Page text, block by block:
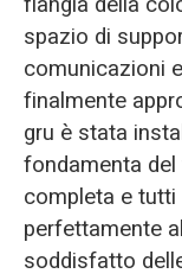
spazio di
comunicazioni
finalmente
gru è stata
fondamenta
completa e
perfettamente
soddisfatto